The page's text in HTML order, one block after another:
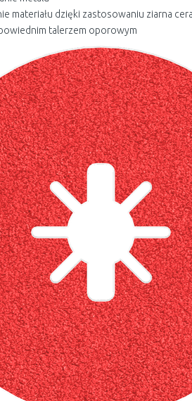
materiału dzięki zastosowaniu ziarna
talerzem oporowym